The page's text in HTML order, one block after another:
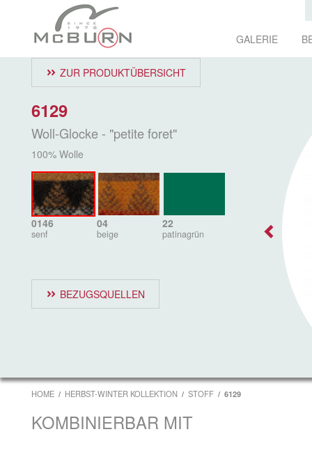
GALERIE
ZUR PRODUKTÜBERSICHT
6129
Woll-Glocke - "petite foret"
100% Wolle
0146
senf
04
beige
22
patinagrün
BEZUGSQUELLEN
HOME HERBST-WINTER KOLLEKTION STOFF 6129
KOMBINIERBAR MIT